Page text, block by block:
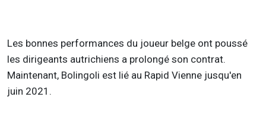
Les bonnes performances du joueur belge ont poussé
les dirigeants autrichiens a prolongé son contrat.
Maintenant, Bolingoli est lié au Rapid Vienne jusqu'en
juin 2021.